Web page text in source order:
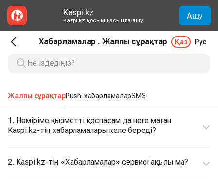
Kaspi.kz
Kaspi.kz қосымшасында ашу Ашу
Хабарламалар . Жалпы сұрақтар Қаз Рус
Жалпы сұрақтарPush-хабарламаларSMS
1. Нөміріме қызметті қоспасам да неге маған
Kaspi.kz-тің хабарламалары келе береді?
2. Kaspi.kz-тің «Хабарламалар» сервисі ақылы ма?